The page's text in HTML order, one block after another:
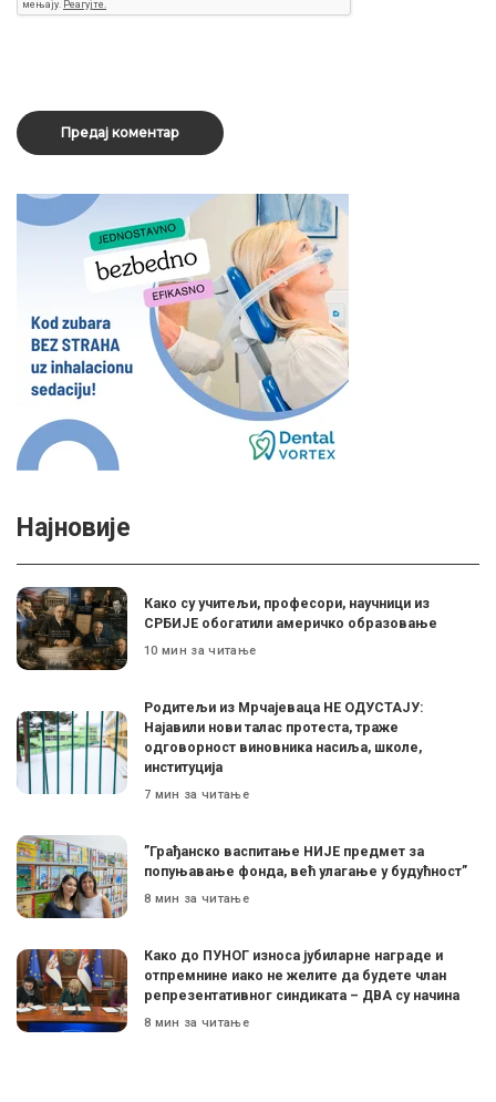
Најновије
Како су учитељи, професори, научници из
СРБИЈЕ обогатили америчко образовање
10 мин за читање
Родитељи из Мрчајеваца НЕ ОДУСТАЈУ:
Најавили нови талас протеста, траже
одговорност виновника насиља, школе,
институција
7 мин за читање
”Грађанско васпитање НИЈЕ предмет за
попуњавање фонда, већ улагање у будућност”
8 мин за читање
Како до ПУНОГ износа јубиларне награде и
отпремнине иако не желите да будете члан
репрезентативног синдиката – ДВА су начина
8 мин за читање